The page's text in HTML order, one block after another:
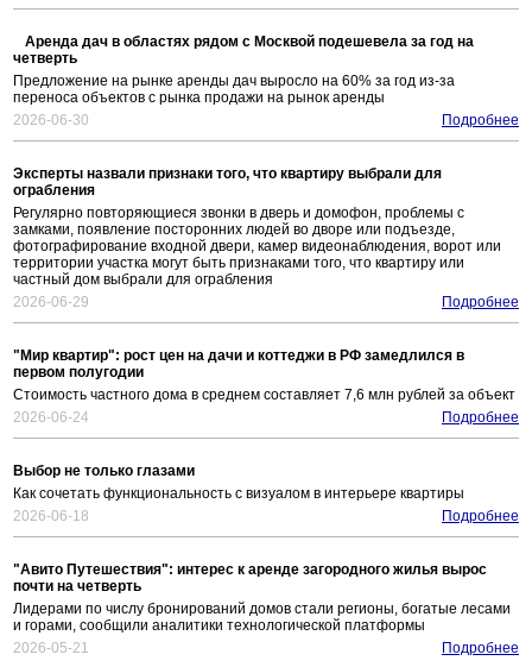
Аренда дач в областях рядом с Москвой подешевела за год на
четверть
Предложение на рынке аренды дач выросло на 60% за год из-за
переноса объектов с рынка продажи на рынок аренды
2026-06-30
Подробнее
Эксперты назвали признаки того, что квартиру выбрали для
ограбления
Регулярно повторяющиеся звонки в дверь и домофон, проблемы с
замками, появление посторонних людей во дворе или подъезде,
фотографирование входной двери, камер видеонаблюдения, ворот или
территории участка могут быть признаками того, что квартиру или
частный дом выбрали для ограбления
2026-06-29
Подробнее
"Мир квартир": рост цен на дачи и коттеджи в РФ замедлился в
первом полугодии
Стоимость частного дома в среднем составляет 7,6 млн рублей за объект
2026-06-24
Подробнее
Выбор не только глазами
Как сочетать функциональность с визуалом в интерьере квартиры
2026-06-18
Подробнее
"Авито Путешествия": интерес к аренде загородного жилья вырос
почти на четверть
Лидерами по числу бронирований домов стали регионы, богатые лесами
и горами, сообщили аналитики технологической платформы
2026-05-21
Подробнее